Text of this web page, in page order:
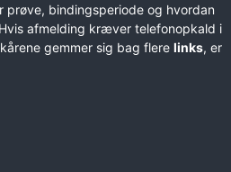
prøve, bindingsperiode og hvordan
afmelding kræver telefonopkald i
gemmer sig bag flere links, er